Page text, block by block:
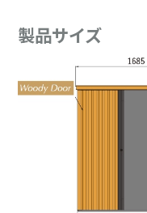
製品サイズ